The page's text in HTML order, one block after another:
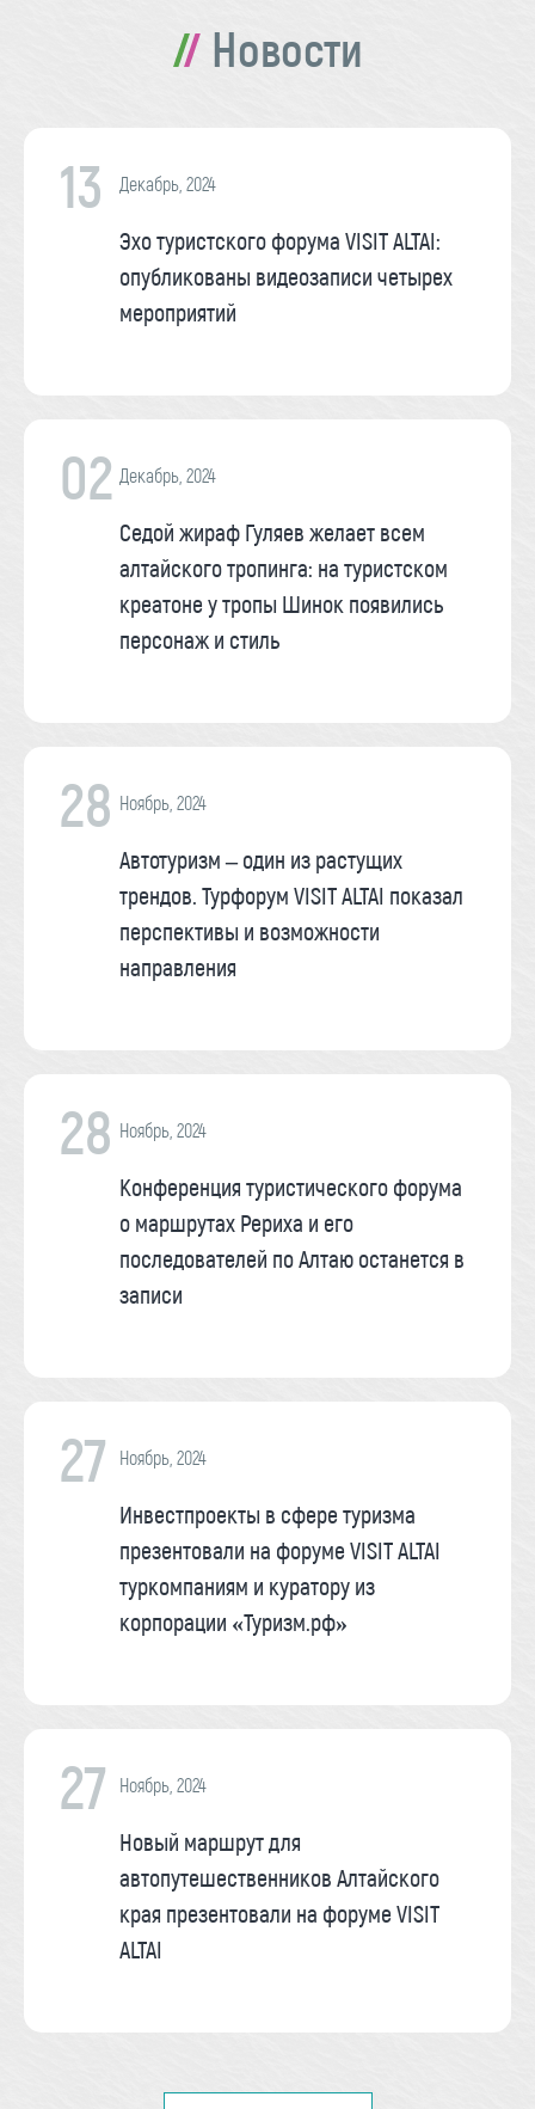
Новости
13 Декабрь, 2024
Эхо туристского форума VISIT ALTAI:
опубликованы видеозаписи четырех
мероприятий
02 Декабрь, 2024
Седой жираф Гуляев желает всем
алтайского тропинга: на туристском
креатоне у тропы Шинок появились
персонаж и стиль
28 Ноябрь, 2024
Автотуризм – один из растущих
трендов. Турфорум VISIT ALTAI показал
перспективы и возможности
направления
28 Ноябрь, 2024
Конференция туристического форума
о маршрутах Рериха и его
последователей по Алтаю останется в
записи
27 Ноябрь, 2024
Инвестпроекты в сфере туризма
презентовали на форуме VISIT ALTAI
туркомпаниям и куратору из
корпорации «Туризм.рф»
27 Ноябрь, 2024
Новый маршрут для
автопутешественников Алтайского
края презентовали на форуме VISIT
ALTAI